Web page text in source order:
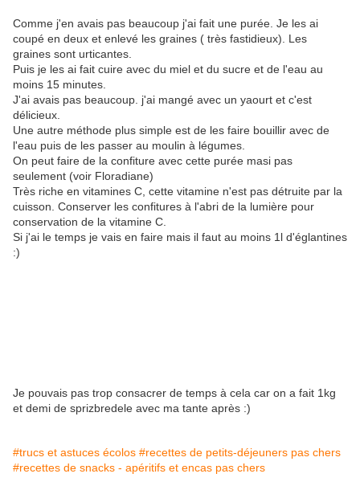
Comme j'en avais pas beaucoup j'ai fait une purée. Je les ai
coupé en deux et enlevé les graines ( très fastidieux). Les
graines sont urticantes.
Puis je les ai fait cuire avec du miel et du sucre et de l'eau au
moins 15 minutes.
J'ai avais pas beaucoup. j'ai mangé avec un yaourt et c'est
délicieux.
Une autre méthode plus simple est de les faire bouillir avec de
l'eau puis de les passer au moulin à légumes.
On peut faire de la confiture avec cette purée masi pas
seulement (voir Floradiane)
Très riche en vitamines C, cette vitamine n'est pas détruite par la
cuisson. Conserver les confitures à l'abri de la lumière pour
conservation de la vitamine C.
Si j'ai le temps je vais en faire mais il faut au moins 1l d'églantines
:)
Je pouvais pas trop consacrer de temps à cela car on a fait 1kg
et demi de sprizbredele avec ma tante après :)
#trucs et astuces écolos #recettes de petits-déjeuners pas chers
#recettes de snacks - apéritifs et encas pas chers